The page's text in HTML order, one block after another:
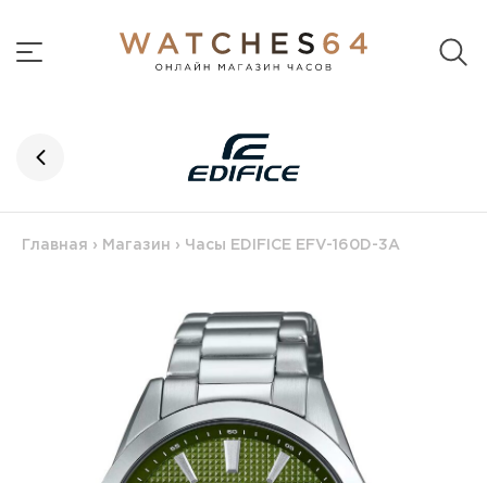
Главная › Магазин › Часы EDIFICE EFV-160D-3A